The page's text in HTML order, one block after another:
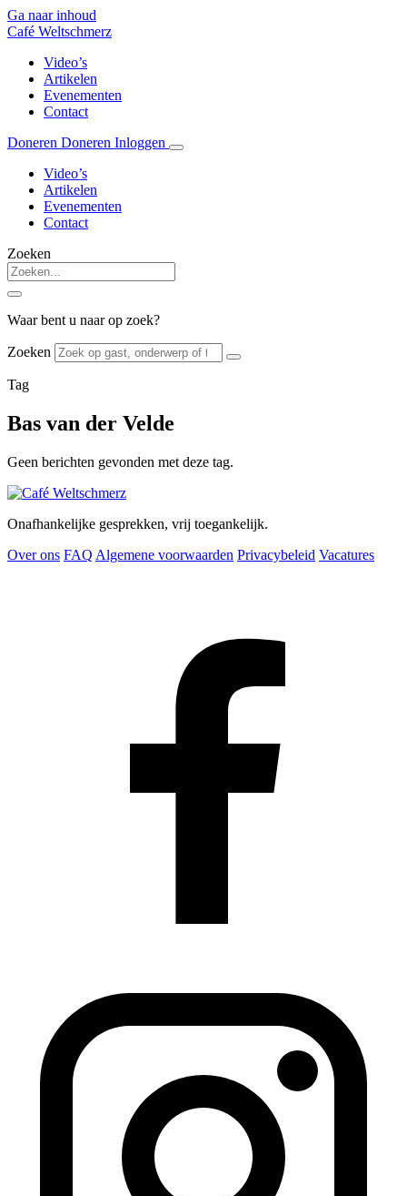
Ga naar inhoud
Café Weltschmerz
Video’s
Artikelen
Evenementen
Contact
Doneren Doneren Inloggen
Video’s
Artikelen
Evenementen
Contact
Zoeken
Waar bent u naar op zoek?
Zoeken
Tag
Bas van der Velde
Geen berichten gevonden met deze tag.
Onafhankelijke gesprekken, vrij toegankelijk.
Over ons FAQ Algemene voorwaarden Privacybeleid Vacatures